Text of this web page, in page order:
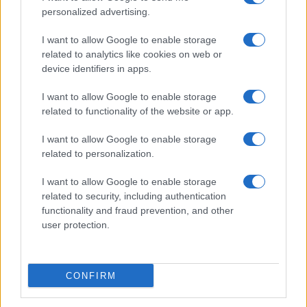
personalized advertising.
I want to allow Google to enable storage
related to analytics like cookies on web or
device identifiers in apps.
I want to allow Google to enable storage
related to functionality of the website or app.
I want to allow Google to enable storage
related to personalization.
I want to allow Google to enable storage
related to security, including authentication
functionality and fraud prevention, and other
user protection.
CONFIRM
prevedibili, sta mettendo a dura prova le reti
elettriche, provocandoparziali blackout
locali durante i picchi estivi di domanda.
L’Agenzia Internazionale dell’Energia ha
calcolato che gli investimenti necessari per
adeguare i sistemi di trasmissione mondiali
ammonterebbero a decine di migliaia di
miliardi, cifre astronomiche che rischiano di
bottiglia della transizione.
Il ritorno del nucleare come
Per uscire da questa trappola economica e